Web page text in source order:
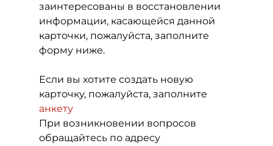
заинтересованы в восстановлении
информации, касающейся данной
карточки, пожалуйста, заполните
форму ниже.
Если вы хотите создать новую
карточку, пожалуйста, заполните
анкету
При возникновении вопросов
обращайтесь по адресу